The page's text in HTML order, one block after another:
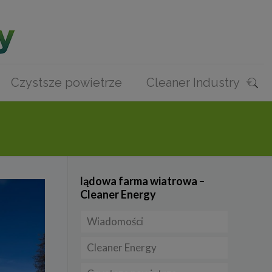
Czystsze powietrze Cleaner Industry
lądowa farma wiatrowa –
Cleaner Energy
Wiadomości
Firmy
Cleaner Energy